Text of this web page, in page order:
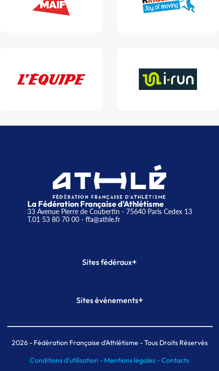
La Fédération Française d'Athlétisme
33 Avenue Pierre de Coubertin - 75640 Paris Cedex 13
T.01 53 80 70 00- ffa@athle.fr
Sites fédéraux+
Plateforme Formation
Sites événements+
Meeting de Paris indoor
MAIF Ekiden de Paris
2026- Fédération Française d'Athlétisme - Tous Droits Réservés
Conditions d'utilisation - Mentions légales -Contacts